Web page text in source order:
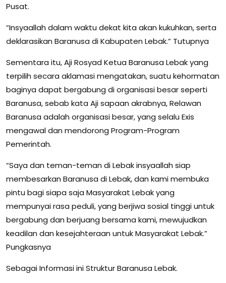
Pusat.
“Insyaallah dalam waktu dekat kita akan kukuhkan, serta
deklarasikan Baranusa di Kabupaten Lebak.” Tutupnya
Sementara itu, Aji Rosyad Ketua Baranusa Lebak yang
terpilih secara aklamasi mengatakan, suatu kehormatan
baginya dapat bergabung di organisasi besar seperti
Baranusa, sebab kata Aji sapaan akrabnya, Relawan
Baranusa adalah organisasi besar, yang selalu Exis
mengawal dan mendorong Program-Program
Pemerintah.
“Saya dan teman-teman di Lebak insyaallah siap
membesarkan Baranusa di Lebak, dan kami membuka
pintu bagi siapa saja Masyarakat Lebak yang
mempunyai rasa peduli, yang berjiwa sosial tinggi untuk
bergabung dan berjuang bersama kami, mewujudkan
keadilan dan kesejahteraan untuk Masyarakat Lebak.”
Pungkasnya
Sebagai Informasi ini Struktur Baranusa Lebak.